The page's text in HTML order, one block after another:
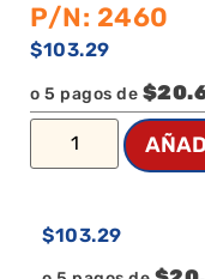
P/N: 2460
$103.29
o 5 pagos de
$103.29